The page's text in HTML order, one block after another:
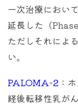
一次治療におい
延長した（Phase
ただしそれによ
い。
PALOMA-2 ：
経後転移性乳が